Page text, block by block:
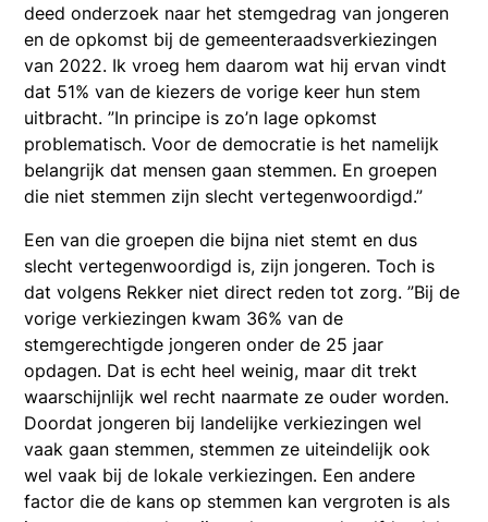
deed onderzoek naar het stemgedrag van jongeren
en de opkomst bij de gemeenteraadsverkiezingen
van 2022. Ik vroeg hem daarom wat hij ervan vindt
dat 51% van de kiezers de vorige keer hun stem
uitbracht. ”In principe is zo’n lage opkomst
problematisch. Voor de democratie is het namelijk
belangrijk dat mensen gaan stemmen. En groepen
die niet stemmen zijn slecht vertegenwoordigd.”
Een van die groepen die bijna niet stemt en dus
slecht vertegenwoordigd is, zijn jongeren. Toch is
dat volgens Rekker niet direct reden tot zorg. ”Bij de
vorige verkiezingen kwam 36% van de
stemgerechtigde jongeren onder de 25 jaar
opdagen. Dat is echt heel weinig, maar dit trekt
waarschijnlijk wel recht naarmate ze ouder worden.
Doordat jongeren bij landelijke verkiezingen wel
vaak gaan stemmen, stemmen ze uiteindelijk ook
wel vaak bij de lokale verkiezingen. Een andere
factor die de kans op stemmen kan vergroten is als